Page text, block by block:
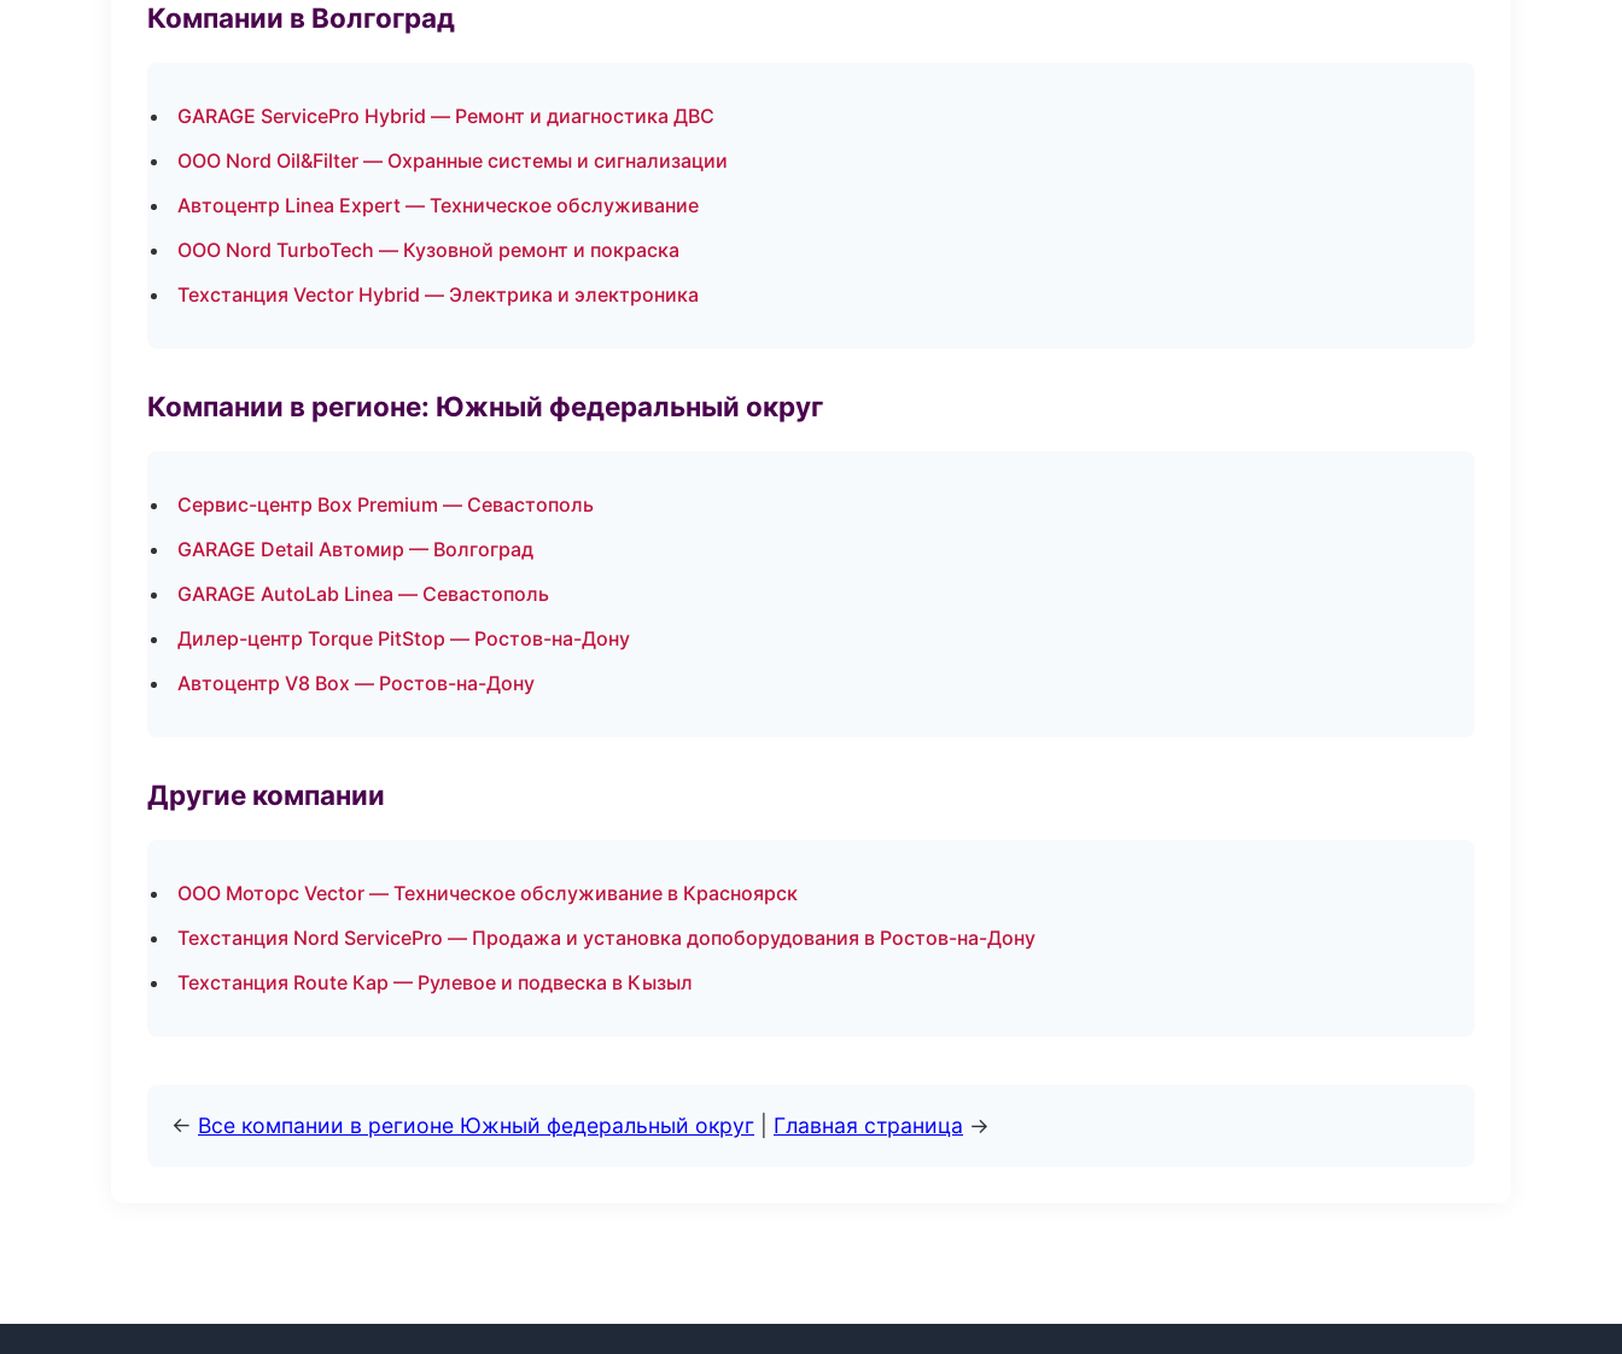
Компании в Волгоград
GARAGE ServicePro Hybrid — Ремонт и диагностика ДВС
ООО Nord Oil&Filter — Охранные системы и сигнализации
Автоцентр Linea Expert — Техническое обслуживание
ООО Nord TurboTech — Кузовной ремонт и покраска
Техстанция Vector Hybrid — Электрика и электроника
Компании в регионе: Южный федеральный округ
Сервис-центр Box Premium — Севастополь
GARAGE Detail Автомир — Волгоград
GARAGE AutoLab Linea — Севастополь
Дилер-центр Torque PitStop — Ростов-на-Дону
Автоцентр V8 Box — Ростов-на-Дону
Другие компании
ООО Моторс Vector — Техническое обслуживание в Красноярск
Техстанция Nord ServicePro — Продажа и установка допоборудования в Ростов-на-Дону
Техстанция Route Кар — Рулевое и подвеска в Кызыл
← Все компании в регионе Южный федеральный округ Главная страница →